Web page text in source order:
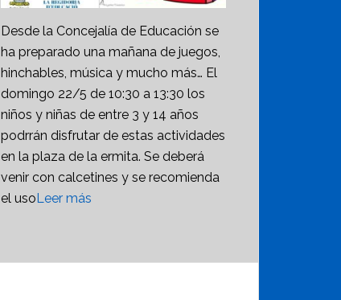
Desde la Concejalía de Educación se
ha preparado una mañana de juegos,
hinchables, música y mucho más… El
domingo 22/5 de 10:30 a 13:30 los
niños y niñas de entre 3 y 14 años
podrrán disfrutar de estas actividades
en la plaza de la ermita. Se deberá
venir con calcetines y se recomienda
el uso Leer más